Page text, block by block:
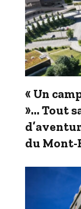
« Un
»… Tout
du Mont-